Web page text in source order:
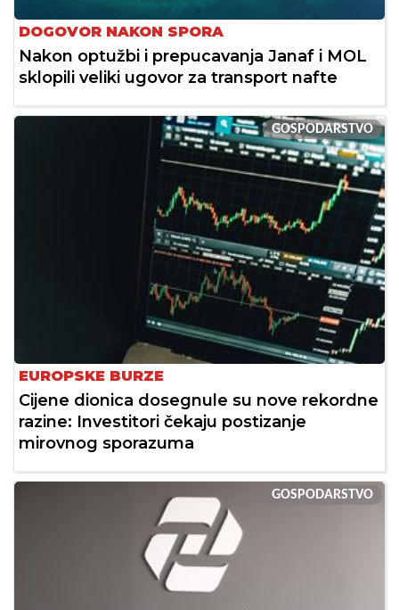
DOGOVOR NAKON SPORA
Nakon optužbi i prepucavanja Janaf i MOL
sklopili veliki ugovor za transport nafte
GOSPODARSTVO
EUROPSKE BURZE
Cijene dionica dosegnule su nove rekordne
razine: Investitori čekaju postizanje
mirovnog sporazuma
GOSPODARSTVO